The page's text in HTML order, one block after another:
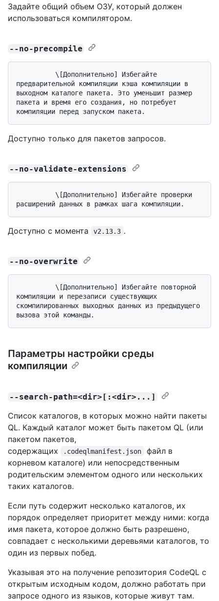
Задайте общий объем ОЗУ, который должен
использоваться компилятором.
--no-precompile
предварительной компиляции кэша компиляции в
выходном каталоге пакета. Это уменьшит размер
пакета и время его создания, но потребует
Доступно только для пакетов запросов.
--no-validate-extensions
Доступно с момента v2.13.3 .
--no-overwrite
компиляции и перезаписи существующих
скомпилированных выходных данных из предыдущего
Параметры настройки среды
компиляции
--search-path=<dir>[:<dir>...]
Список каталогов, в которых можно найти пакеты
QL. Каждый каталог может быть пакетом QL (или
пакетом пакетов,
содержащих
.codeqlmanifest.json
файл в
корневом каталоге) или непосредственным
родительским элементом одного или нескольких
таких каталогов.
Если путь содержит несколько каталогов, их
порядок определяет приоритет между ними: когда
имя пакета, которое должно быть разрешено,
совпадает с несколькими деревьями каталогов, то
один из первых побед.
Указывая это на получение репозитория CodeQL с
открытым исходным кодом, должно работать при
запросе одного из языков, которые живут там.